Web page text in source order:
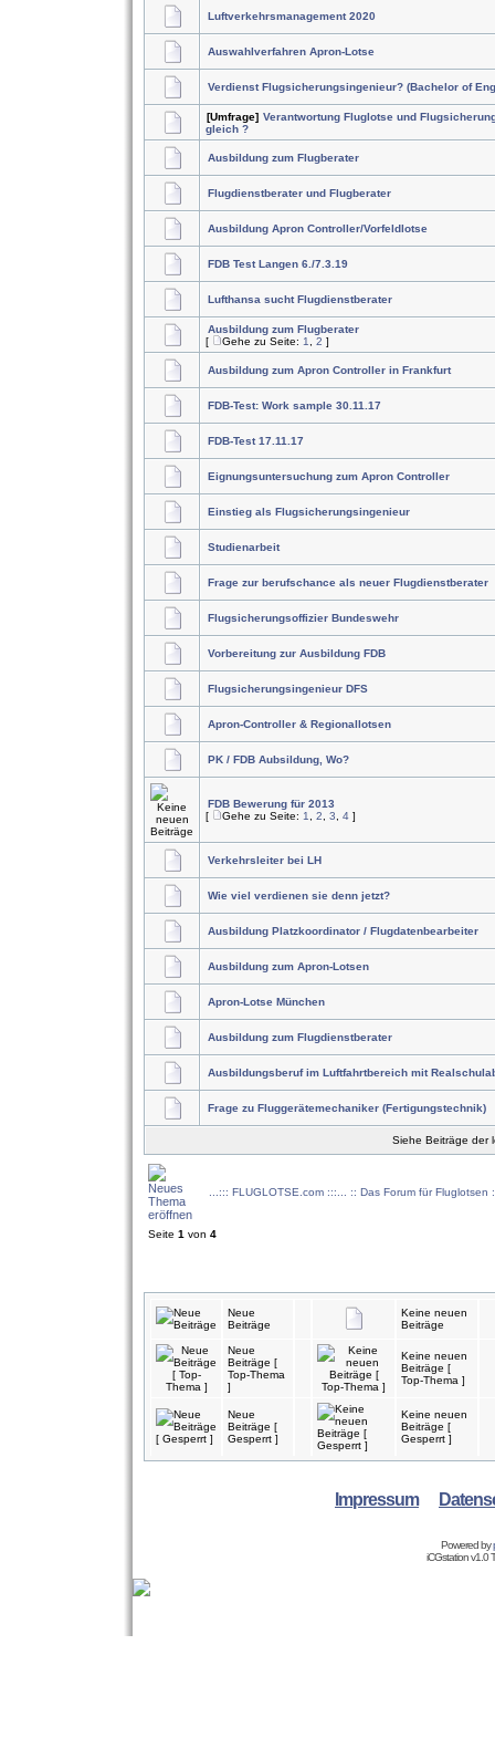
Luftverkehrsmanagement 2020
Auswahlverfahren Apron-Lotse
Verdienst Flugsicherungsingenieur? (Bachelor of
[Umfrage] Verantwortung Fluglotse und
gleich ?
Ausbildung zum Flugberater
Flugdienstberater und Flugberater
Ausbildung Apron Controller/Vorfeldlotse
FDB Test Langen 6./7.3.19
Lufthansa sucht Flugdienstberater
Ausbildung zum Flugberater
[
Gehe zu Seite: 1 2 ]
Ausbildung zum Apron Controller in Frankfurt
FDB-Test: Work sample 30.11.17
FDB-Test 17.11.17
Eignungsuntersuchung zum Apron Controller
Einstieg als Flugsicherungsingenieur
Studienarbeit
Frage zur berufschance als neuer Flugdienstberater
Flugsicherungsoffizier Bundeswehr
Vorbereitung zur Ausbildung FDB
Flugsicherungsingenieur DFS
Apron-Controller & Regionallotsen
PK / FDB Aubsildung, Wo?
FDB Bewerung für 2013
[
Gehe zu Seite: 1 2 3 4 ]
Verkehrsleiter bei LH
Wie viel verdienen sie denn jetzt?
Ausbildung Platzkoordinator / Flugdatenbearbeiter
Ausbildung zum Apron-Lotsen
Apron-Lotse München
Ausbildung zum Flugdienstberater
Ausbildungsberuf im Luftfahrtbereich mit
Frage zu Fluggerätemechaniker (Fertigungstechnik)
Siehe Beiträge der
...::: FLUGLOTSE.com :::... :: Das Forum für Fluglotsen
Seite 1 von 4
Neue
Beiträge
Keine neuen
Beiträge
Neue
Beiträge [
Top-Thema
]
Keine neuen
Beiträge [
Top-Thema ]
Neue
Beiträge [
Gesperrt ]
Keine neuen
Beiträge [
Gesperrt ]
Impressum
Powered by
iCGstation v1.0